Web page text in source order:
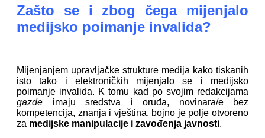
Zašto se i zbog čega mijenjalo
medijsko poimanje invalida?
Mijenjanjem upravljačke strukture medija kako tiskanih
isto tako i elektroničkih mijenjalo se i medijsko
poimanje invalida. K tomu kad po svojim redakcijama
gazde imaju sredstva i oruđa, novinara/e bez
kompetencija, znanja i vještina, bojno je polje otvoreno
za medijske manipulacije i zavođenja javnosti.